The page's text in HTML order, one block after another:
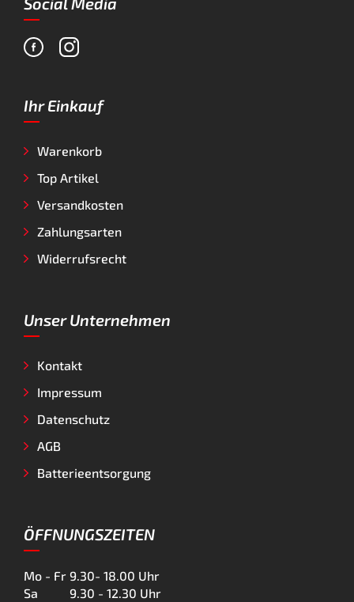
Ihr Einkauf
Warenkorb
Top Artikel
Versandkosten
Zahlungsarten
Widerrufsrecht
Unser Unternehmen
Kontakt
Impressum
Datenschutz
AGB
Batterieentsorgung
ÖFFNUNGSZEITEN
Mo - Fr 9.30- 18.00 Uhr
Sa
9.30 - 12.30 Uhr